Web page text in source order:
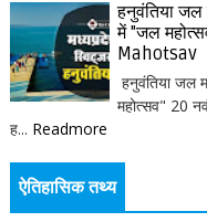
हनुवंतिया जल
में "जल
Mahotsav
हनुवंतिया जल
महोत्सव" 20
ह... Readmore
ऐतिहासिक तथ्य